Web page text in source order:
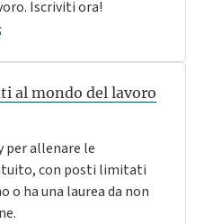
Iscriviti ora!
al mondo del lavoro
per allenare le
con posti limitati
o ha una laurea da non